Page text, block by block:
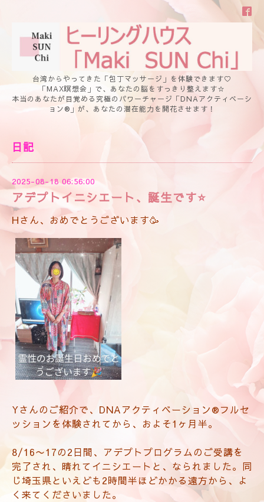
台湾からやってきた「包丁マッサージ」を体験できます♡
「MAX瞑想会」で、あなたの脳をすっきり整えます☆
本当のあなたが目覚める究極のパワーチャージ「DNAアクティベーシ
ョン®」が、あなたの潜在能力を開花させます！
日記
2025-08-18 06:56:00
アデプトイニシエート、誕生です⭐️
Hさん、おめでとうございます🥳
Yさんのご紹介で、DNAアクティベーション®フルセ
ッションを体験されてから、およそ1ヶ月半。
8/16〜17の2日間、アデプトプログラムのご受講を
完了され、晴れてイニシエートと、なられました。同
じ埼玉県といえども2時間半ほどかかる遠方から、よ
く来てくださいました。